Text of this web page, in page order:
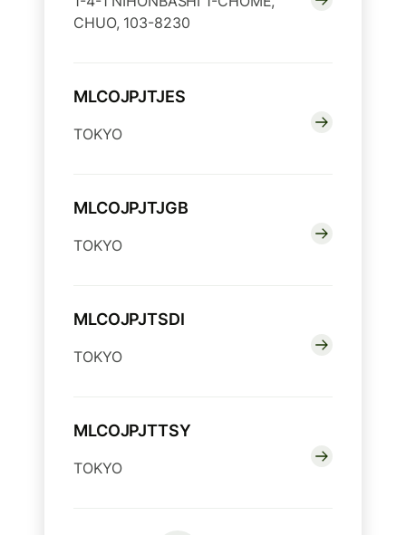
CHUO, 103-8230
MLCOJPJTJES
TOKYO
MLCOJPJTJGB
TOKYO
MLCOJPJTSDI
TOKYO
MLCOJPJTTSY
TOKYO